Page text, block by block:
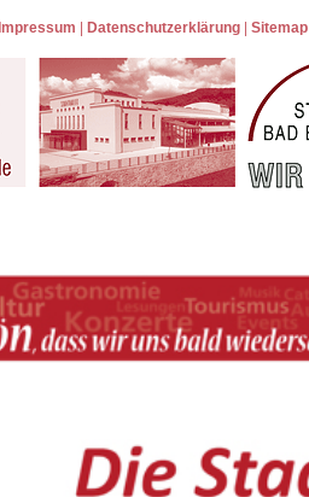
Impressum Datenschutzerklärung Sitemap